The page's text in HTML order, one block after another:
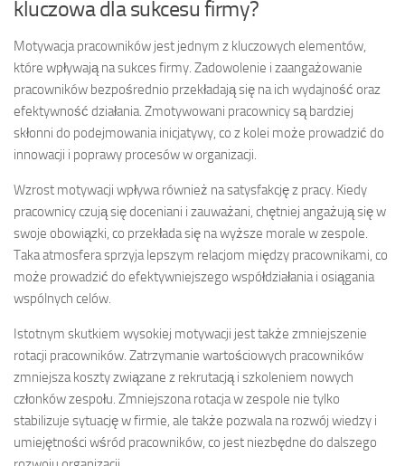
kluczowa dla sukcesu firmy?
Motywacja pracowników jest jednym z kluczowych elementów,
które wpływają na sukces firmy. Zadowolenie i zaangażowanie
pracowników bezpośrednio przekładają się na ich wydajność oraz
efektywność działania. Zmotywowani pracownicy są bardziej
skłonni do podejmowania inicjatywy, co z kolei może prowadzić do
innowacji i poprawy procesów w organizacji.
Wzrost motywacji wpływa również na satysfakcję z pracy. Kiedy
pracownicy czują się doceniani i zauważani, chętniej angażują się w
swoje obowiązki, co przekłada się na wyższe morale w zespole.
Taka atmosfera sprzyja lepszym relacjom między pracownikami, co
może prowadzić do efektywniejszego współdziałania i osiągania
wspólnych celów.
Istotnym skutkiem wysokiej motywacji jest także zmniejszenie
rotacji pracowników. Zatrzymanie wartościowych pracowników
zmniejsza koszty związane z rekrutacją i szkoleniem nowych
członków zespołu. Zmniejszona rotacja w zespole nie tylko
stabilizuje sytuację w firmie, ale także pozwala na rozwój wiedzy i
umiejętności wśród pracowników, co jest niezbędne do dalszego